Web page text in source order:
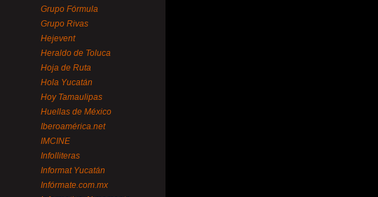
Grupo Fórmula
Grupo Rivas
Hejevent
Heraldo de Toluca
Hoja de Ruta
Hola Yucatán
Hoy Tamaulipas
Huellas de México
Iberoamérica.net
IMCINE
Infolliteras
Informat Yucatán
Infórmate.com.mx